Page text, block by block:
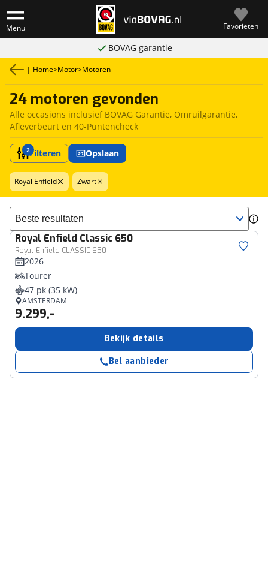
Menu Favorieten
BOVAG garantie
| Home>Motor>Motoren
24 motoren gevonden
Alle occasions inclusief BOVAG Garantie, Omruilgarantie,
Afleverbeurt en 40-Puntencheck
2Filteren Opslaan
Royal Enfield Zwart
Sorteer resultaten
Royal Enfield Classic 650
Royal-Enfield CLASSIC 650
2026
Tourer
47 pk (35 kW)
AMSTERDAM
9.299,-
Bekijk details
Bel aanbieder